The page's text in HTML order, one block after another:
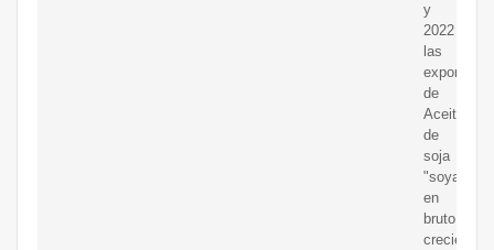
y
2022
las
de
Aceite
de
soja
"soya"
en
bruto,
crecieron